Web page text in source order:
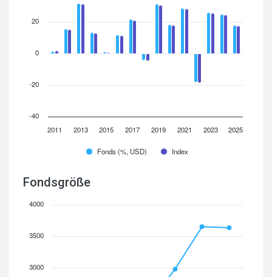
Fonds (%, USD) Index
2011 2013 2015 2017 2019 2021 2023 2025
-40
-20
0
20
Fondsgröße
3000
3500
4000